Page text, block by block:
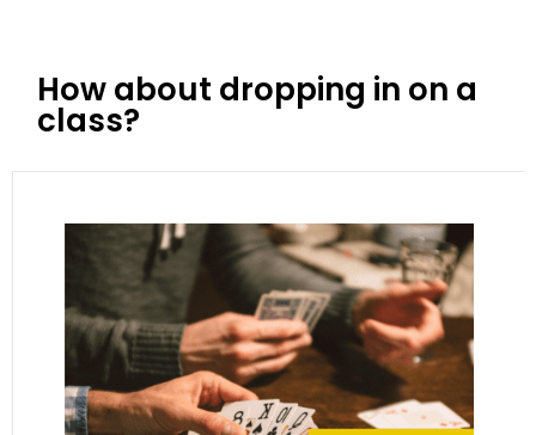
How about dropping in on a
class?